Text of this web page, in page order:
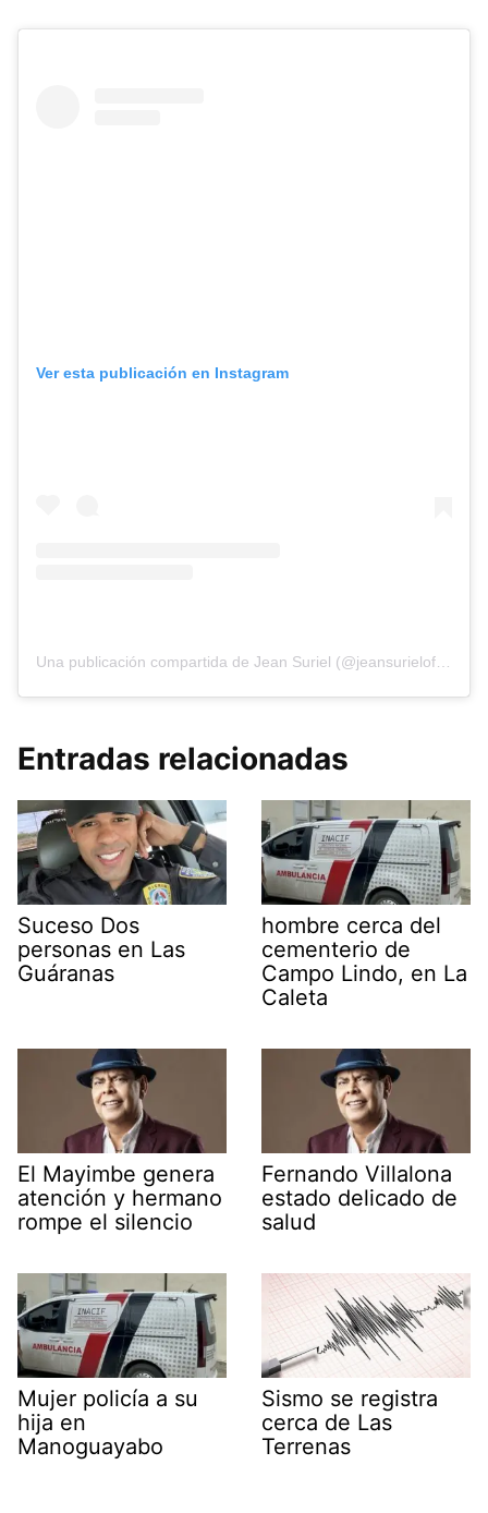
Ver esta publicación en Instagram
Una publicación compartida de Jean Suriel (@jeansurieloficialrd)
Entradas relacionadas
Suceso Dos
personas en Las
Guáranas
hombre cerca del
cementerio de
Campo Lindo, en La
Caleta
El Mayimbe genera
atención y hermano
rompe el silencio
Fernando Villalona
estado delicado de
salud
Mujer policía a su
hija en
Manoguayabo
Sismo se registra
cerca de Las
Terrenas